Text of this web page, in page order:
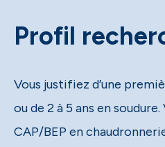
Profil
Vous justifiez d’une
ou de 2 à 5 ans en
CAP/BEP en